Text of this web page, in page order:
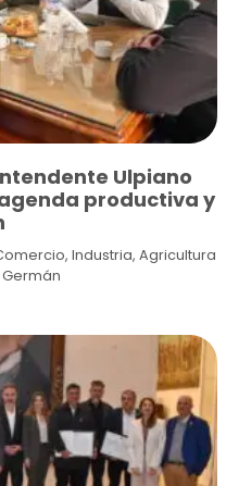
Ulpiano
productiva y
Industria, Agricultura